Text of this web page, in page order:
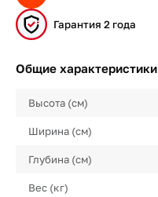
Гарантия 2 года
Общие характеристики
Высота (см)
Ширина (см)
Глубина (см)
Вес (кг)